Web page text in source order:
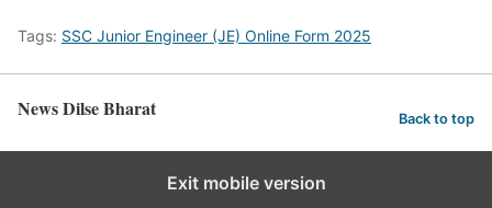
Tags: SSC Junior Engineer (JE) Online Form 2025
News Dilse Bharat Back to top
Exit mobile version